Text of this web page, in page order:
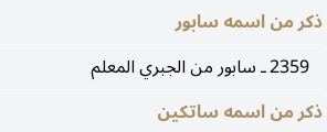
ذكر من اسمه سابور
2359 ـ سابور من الجبري المعلم
ذكر من اسمه ساتكين